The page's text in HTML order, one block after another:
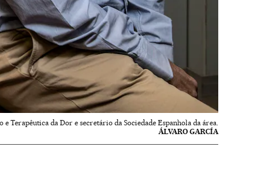
Terapêutica da Dor e secretário da Sociedade Espanhola da área.
ÁLVARO GARCÍA